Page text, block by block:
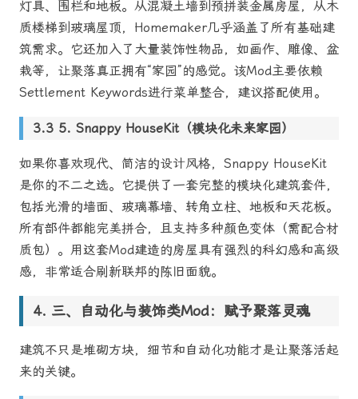
灯具、围栏和地板。从混凝土墙到预拼装金属房屋，从木
质楼梯到玻璃屋顶，Homemaker几乎涵盖了所有基础建
筑需求。它还加入了大量装饰性物品，如画作、雕像、盆
栽等，让聚落真正拥有“家园”的感觉。该Mod主要依赖
Settlement Keywords进行菜单整合，建议搭配使用。
5. Snappy HouseKit（模块化未来家园）
如果你喜欢现代、简洁的设计风格，Snappy HouseKit
是你的不二之选。它提供了一套完整的模块化建筑套件，
包括光滑的墙面、玻璃幕墙、转角立柱、地板和天花板。
所有部件都能完美拼合，且支持多种颜色变体（需配合材
质包）。用这套Mod建造的房屋具有强烈的科幻感和高级
感，非常适合刷新联邦的陈旧面貌。
三、自动化与装饰类Mod：赋予聚落灵魂
建筑不只是堆砌方块，细节和自动化功能才是让聚落活起
来的关键。